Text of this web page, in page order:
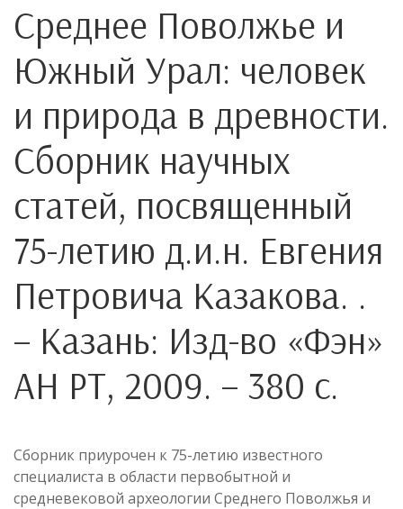
Среднее Поволжье и
Южный Урал: человек
и природа в древности.
Сборник научных
статей, посвященный
75-летию д.и.н. Евгения
Петровича Казакова. .
– Казань: Изд-во «Фэн»
АН РТ, 2009. – 380 с.
Сборник приурочен к 75-летию известного
специалиста в области первобытной и
средневековой археологии Среднего Поволжья и